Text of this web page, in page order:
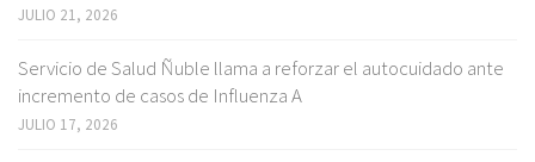
JULIO 21, 2026
Servicio de Salud Ñuble llama a reforzar el autocuidado ante
incremento de casos de Influenza A
JULIO 17, 2026